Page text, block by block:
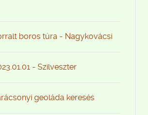
boros túra - Nagykovácsi
- Szilveszter
geoláda keresés